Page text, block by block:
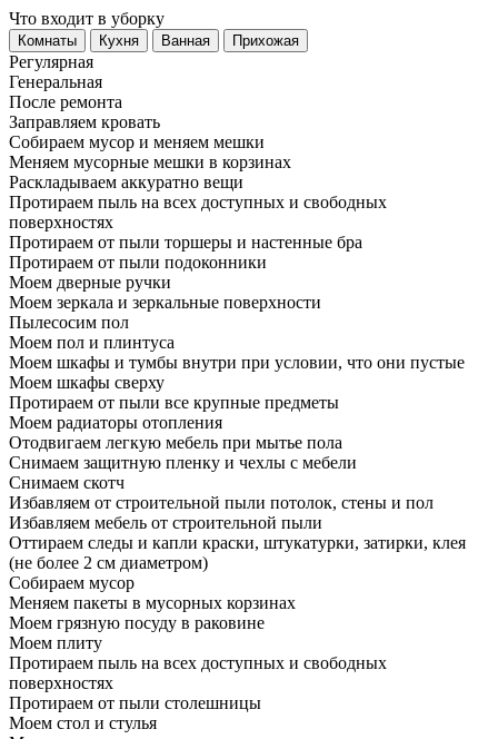
Что входит в уборку
Регу­лярная
Гене­ральная
После ремонта
Заправляем кровать
Собираем мусор и меняем мешки
Меняем мусорные мешки в корзинах
Раскладываем аккуратно вещи
Протираем пыль на всех доступных и свободных
поверхностях
Протираем от пыли торшеры и настенные бра
Протираем от пыли подоконники
Моем дверные ручки
Моем зеркала и зеркальные поверхности
Пылесосим пол
Моем пол и плинтуса
Моем шкафы и тумбы внутри при условии, что они пустые
Моем шкафы сверху
Протираем от пыли все крупные предметы
Моем радиаторы отопления
Отодвигаем легкую мебель при мытье пола
Снимаем защитную пленку и чехлы с мебели
Снимаем скотч
Избавляем от строительной пыли потолок, стены и пол
Избавляем мебель от строительной пыли
Оттираем следы и капли краски, штукатурки, затирки, клея
(не более 2 см диаметром)
Собираем мусор
Меняем пакеты в мусорных корзинах
Моем грязную посуду в раковине
Моем плиту
Протираем пыль на всех доступных и свободных
поверхностях
Протираем от пыли столешницы
Моем стол и стулья